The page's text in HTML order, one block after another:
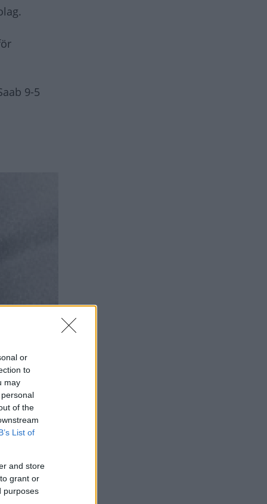
or
to
may
of the
List of
and store
grant or
purposes
9-5